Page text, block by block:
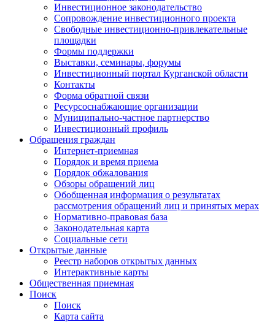
Инвестиционное законодательство
Сопровождение инвестиционного проекта
Свободные инвестиционно-привлекательные
площадки
Формы поддержки
Выставки, семинары, форумы
Инвестиционный портал Курганской области
Контакты
Форма обратной связи
Ресурсоснабжающие организации
Муниципально-частное партнерство
Инвестиционный профиль
Обращения граждан
Интернет-приемная
Порядок и время приема
Порядок обжалования
Обзоры обращений лиц
Обобщенная информация о результатах
рассмотрения обращений лиц и принятых мерах
Нормативно-правовая база
Законодательная карта
Социальные сети
Открытые данные
Реестр наборов открытых данных
Интерактивные карты
Общественная приемная
Поиск
Поиск
Карта сайта